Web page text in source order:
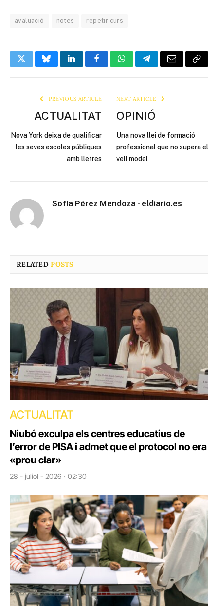
avaluació notes repetir curs
TwitterBlueskyLinkedInFacebookWhatsAppTelegramEmail Copy
PREVIOUS ARTICLE
ACTUALITAT
Nova York deixa de qualificar
les seves escoles públiques
amb lletres
NEXT ARTICLE
OPINIÓ
Una nova llei de formació
professional que no supera el
vell model
Sofía Pérez Mendoza - eldiario.es
RELATEDPOSTS
ACTUALITAT
Niubó exculpa els centres educatius de
l’error de PISA i admet que el protocol no era
«prou clar»
28 - juliol - 2026 · 02:30